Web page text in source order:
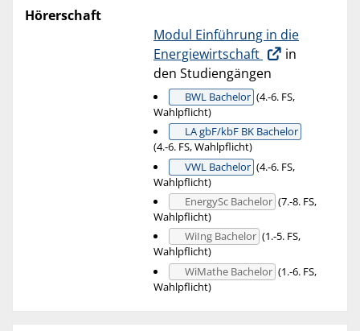
Hörerschaft
Modul Einführung in die
Energiewirtschaft
in
den Studiengängen
BWL Bachelor (4.-6. FS,
Wahlpflicht)
LA gbF/kbF BK Bachelor
(4.-6. FS, Wahlpflicht)
VWL Bachelor (4.-6. FS,
Wahlpflicht)
EnergySc Bachelor (7.-8. FS,
Wahlpflicht)
WiIng Bachelor (1.-5. FS,
Wahlpflicht)
WiMathe Bachelor (1.-6. FS,
Wahlpflicht)